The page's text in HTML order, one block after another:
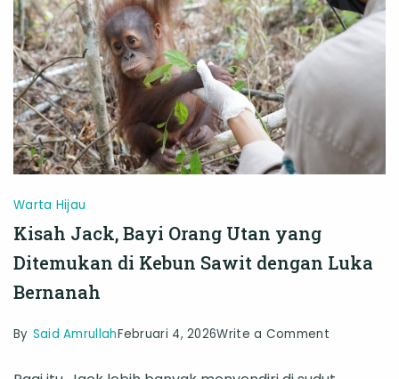
di
Tengah
Kebun
Sawit
Warta Hijau
Kisah Jack, Bayi Orang Utan yang
Ditemukan di Kebun Sawit dengan Luka
Bernanah
By Said AmrullahFebruari 4, 2026Write a Commenton